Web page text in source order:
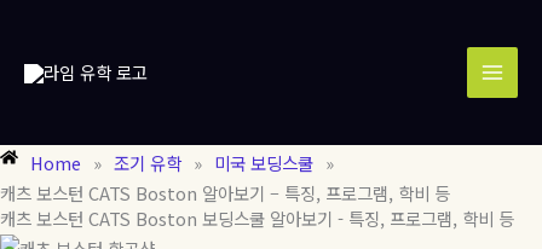
너
뛰
기
Home » 조기 유학 » 미국 보딩스쿨 »
캐츠 보스턴 CATS Boston 알아보기 – 특징, 프로그램, 학비 등
캐츠 보스턴 CATS Boston 보딩스쿨 알아보기 - 특징, 프로그램, 학비 등